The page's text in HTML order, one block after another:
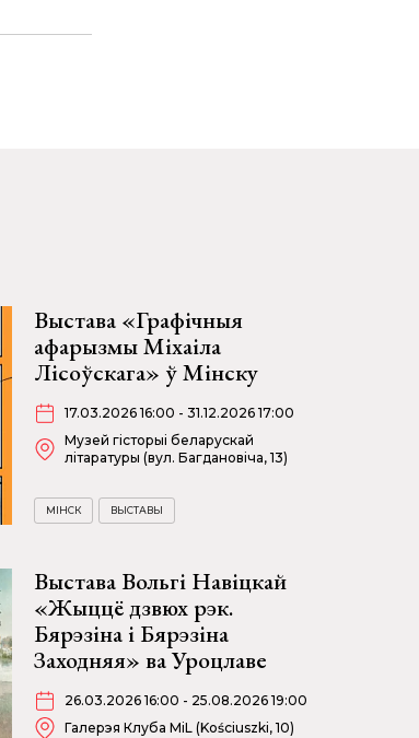
Выстава «Графічныя
афарызмы Міхаіла
Лісоўскага» ў Мінску
17.03.2026 16:00 - 31.12.2026 17:00
Музей гісторыі беларускай
літаратуры (вул. Багдановіча, 13)
МІНСК ВЫСТАВЫ
Выстава Вольгі Навіцкай
«Жыццё дзвюх рэк.
Бярэзіна і Бярэзіна
Заходняя» ва Уроцлаве
26.03.2026 16:00 - 25.08.2026 19:00
Галерэя Клуба MiL (Kościuszki, 10)